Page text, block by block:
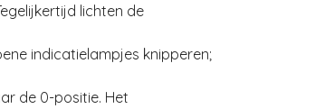
lichten de
indicatielampjes knipperen;
de 0-positie. Het